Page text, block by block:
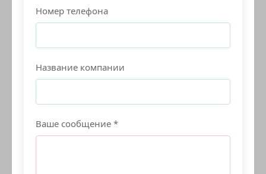
Номер телефона
Название компании
Ваше сообщение *